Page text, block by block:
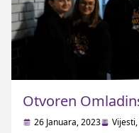
Otvoren
26 Januara, 2023 Vijesti,